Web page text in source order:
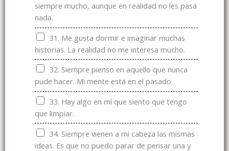
siempre mucho, aunque en realidad no les pasa
nada.
31. Me gusta dormir e imaginar muchas
historias. La realidad no me interesa mucho.
32. Siempre pienso en aquello que nunca
pude hacer. Mi mente está en el pasado.
33. Hay algo en mí que siento que tengo
que limpiar.
34. Siempre vienen a mi cabeza las mismas
ideas. Es que no puedo parar de pensar una y